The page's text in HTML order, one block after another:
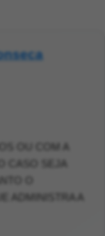
OU COM A
CASO SEJA
O
ADMINISTRA A